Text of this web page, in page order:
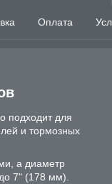
Оплата
подходит для
и тормозных
а диаметр
7" (178 мм).